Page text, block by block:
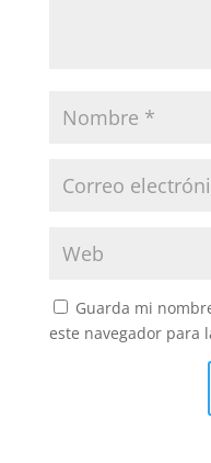
Guarda mi
este navegador para